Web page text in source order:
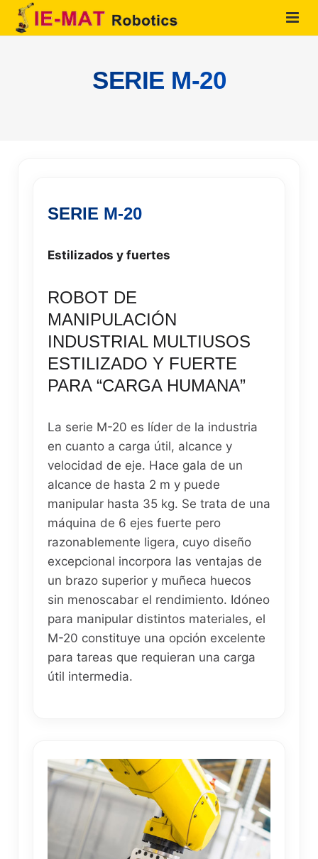
QUIENES SOMOS
CONTACTO
SERIE M-20
SERIE M-20
Estilizados y fuertes
ROBOT DE
MANIPULACIÓN
INDUSTRIAL MULTIUSOS
ESTILIZADO Y FUERTE
PARA “CARGA HUMANA”
La serie M-20 es líder de la industria
en cuanto a carga útil, alcance y
velocidad de eje. Hace gala de un
alcance de hasta 2 m y puede
manipular hasta 35 kg. Se trata de una
máquina de 6 ejes fuerte pero
razonablemente ligera, cuyo diseño
excepcional incorpora las ventajas de
un brazo superior y muñeca huecos
sin menoscabar el rendimiento. Idóneo
para manipular distintos materiales, el
M-20 constituye una opción excelente
para tareas que requieran una carga
útil intermedia.